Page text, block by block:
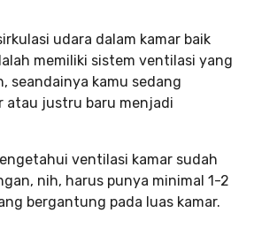
udara dalam kamar baik
memiliki sistem ventilasi yang
seandainya kamu sedang
atau justru baru menjadi
ventilasi kamar sudah
nih, harus punya minimal 1-2
bergantung pada luas kamar.